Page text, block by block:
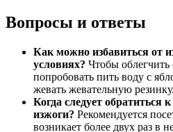
Вопросы и ответы
Как можно избавиться от
условиях? Чтобы
попробовать пить воду с
жевать жевательную резинку.
Когда следует обратиться
изжоги? Рекомендуется
возникает более двух раз в